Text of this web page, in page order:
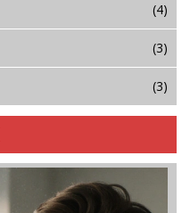
(4)
(3)
(3)